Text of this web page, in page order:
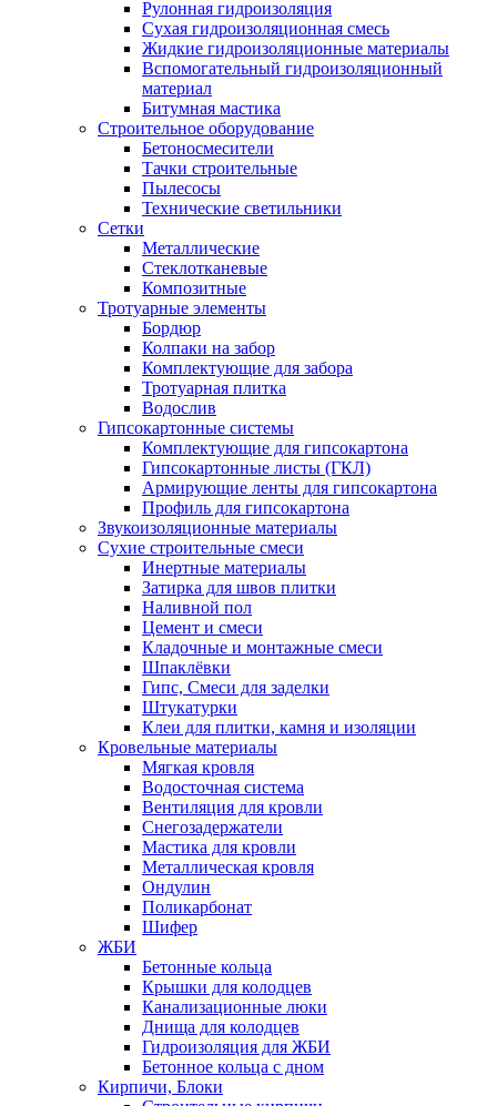
Рулонная гидроизоляция
Сухая гидроизоляционная смесь
Жидкие гидроизоляционные материалы
Вспомогательный гидроизоляционный
материал
Битумная мастика
Строительное оборудование
Бетоносмесители
Тачки строительные
Пылесосы
Технические светильники
Сетки
Металлические
Стеклотканевые
Композитные
Тротуарные элементы
Бордюр
Колпаки на забор
Комплектующие для забора
Тротуарная плитка
Водослив
Гипсокартонные системы
Комплектующие для гипсокартона
Гипсокартонные листы (ГКЛ)
Армирующие ленты для гипсокартона
Профиль для гипсокартона
Звукоизоляционные материалы
Сухие строительные смеси
Инертные материалы
Затирка для швов плитки
Наливной пол
Цемент и смеси
Кладочные и монтажные смеси
Шпаклёвки
Гипс, Смеси для заделки
Штукатурки
Клеи для плитки, камня и изоляции
Кровельные материалы
Мягкая кровля
Водосточная система
Вентиляция для кровли
Снегозадержатели
Мастика для кровли
Металлическая кровля
Ондулин
Поликарбонат
Шифер
ЖБИ
Бетонные кольца
Крышки для колодцев
Канализационные люки
Днища для колодцев
Гидроизоляция для ЖБИ
Бетонное кольца с дном
Кирпичи, Блоки